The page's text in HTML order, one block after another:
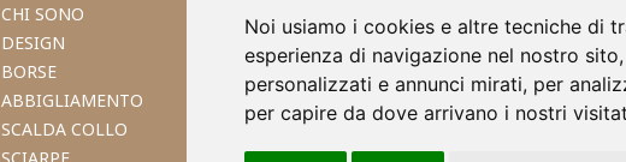
Noi usiamo i cookies e altre tecniche di
esperienza di navigazione nel nostro
personalizzati e annunci mirati, per
per capire da dove arrivano i nostri
CHI SONO
DESIGN
BORSE
ABBIGLIAMENTO
SCALDA COLLO